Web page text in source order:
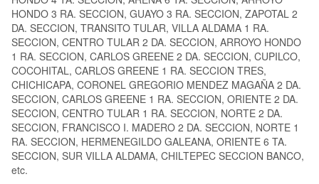
HONDO 3 RA. SECCION, GUAYO 3 RA. SECCION, ZAPOTAL 2
DA. SECCION, TRANSITO TULAR, VILLA ALDAMA 1 RA.
SECCION, CENTRO TULAR 2 DA. SECCION, ARROYO HONDO
1 RA. SECCION, CARLOS GREENE 2 DA. SECCION, CUPILCO,
COCOHITAL, CARLOS GREENE 1 RA. SECCION TRES,
CHICHICAPA, CORONEL GREGORIO MENDEZ MAGAÑA 2 DA.
SECCION, CARLOS GREENE 1 RA. SECCION, ORIENTE 2 DA.
SECCION, CENTRO TULAR 1 RA. SECCION, NORTE 2 DA.
SECCION, FRANCISCO I. MADERO 2 DA. SECCION, NORTE 1
RA. SECCION, HERMENEGILDO GALEANA, ORIENTE 6 TA.
SECCION, SUR VILLA ALDAMA, CHILTEPEC SECCION BANCO,
etc.